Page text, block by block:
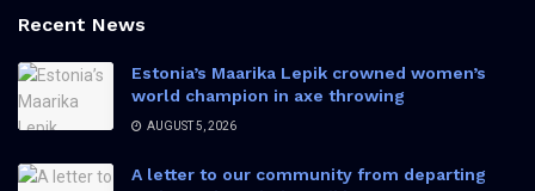
Recent News
Estonia’s Maarika Lepik crowned women’s
world champion in axe throwing
AUGUST 5, 2026
A letter to our community from departing